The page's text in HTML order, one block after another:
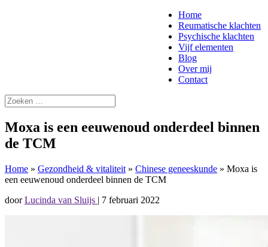
Home
Reumatische klachten
Psychische klachten
Vijf elementen
Blog
Over mij
Contact
Moxa is een eeuwenoud onderdeel binnen
de TCM
Home » Gezondheid & vitaliteit » Chinese geneeskunde » Moxa is
een eeuwenoud onderdeel binnen de TCM
doorLucinda van Sluijs | 7 februari 2022